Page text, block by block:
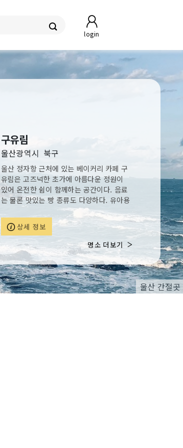
login
울산 간절곳
구유림
울산광역시 북구
울산 정자항 근처에 있는 베이커리 카페 구
유림은 고즈넉한 초가에 아름다운 정원이
있어 온전한 쉼이 함께하는 공간이다. 음료
는 물론 맛있는 빵 종류도 다양하다. 유아용
의자도 준비되어 있어서 어린 자녀들과 함
께 나들이하기 좋다. 푸른 정자 바다와 아름
다운 정원을 모두 품고 있는 구유림은 아름
다운 정원 콘테스트에서 우수상을 받은 이
력도 있다. 특히 실내 창가에 앉으면 멋있는
소나무가 액자처럼 시야에 들어온다. 야외
에선 반려견을 동반할 수 있으며 근처에 정
자항과 판지항이 있어 해안 드라이브 코스
로도 좋다.※ 반려동물 동반 가능(야외에서
상세 정보
명소 더보기